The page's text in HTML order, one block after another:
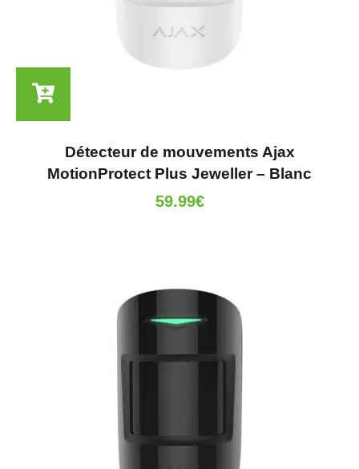
Détecteur de mouvements Ajax
MotionProtect Plus Jeweller – Blanc
59.99€